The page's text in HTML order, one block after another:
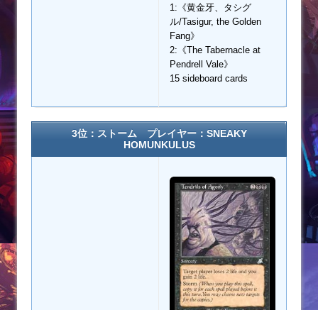
1:《黄金牙、タシグ
ル/Tasigur, the Golden
Fang》
2:《The Tabernacle at
Pendrell Vale》
15 sideboard cards
3位：ストーム プレイヤー：SNEAKY
HOMUNKULUS